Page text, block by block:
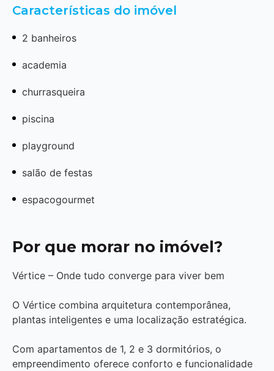
Características do imóvel
2 banheiros
academia
churrasqueira
piscina
playground
salão de festas
espacogourmet
Por que morar no imóvel?
Vértice – Onde tudo converge para viver bem
O Vértice combina arquitetura contemporânea,
plantas inteligentes e uma localização estratégica.
Com apartamentos de 1, 2 e 3 dormitórios, o
empreendimento oferece conforto e funcionalidade